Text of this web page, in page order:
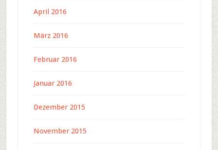
April 2016
März 2016
Februar 2016
Januar 2016
Dezember 2015
November 2015